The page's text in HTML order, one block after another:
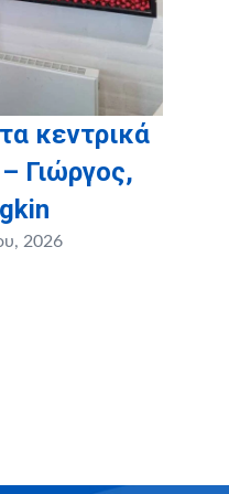
κεντρικά
Γιώργος,
2026